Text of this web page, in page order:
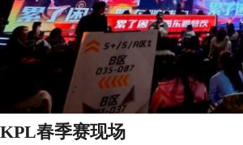
KPL春季赛现场